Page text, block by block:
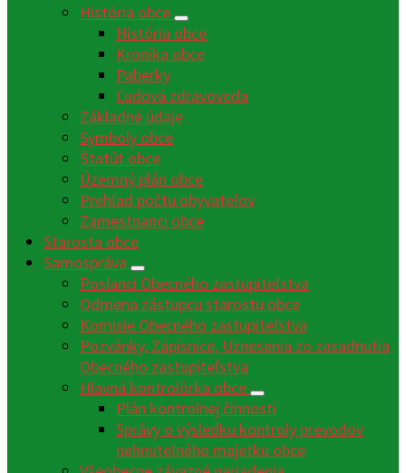
História obce
História obce
Kronika obce
Paberky
Ľudová zdravoveda
Základné údaje
Symboly obce
Štatút obce
Územný plán obce
Prehľad počtu obyvateľov
Zamestnanci obce
Starosta obce
Samospráva
Poslanci Obecného zastupiteľstva
Odmena zástupcu starostu obce
Komisie Obecného zastupiteľstva
Pozvánky, Zápisnice, Uznesenia zo zasadnutia
Obecného zastupiteľstva
Hlavná kontrolórka obce
Plán kontrolnej činnosti
Správy o výsledku kontroly prevodov
nehnuteľného majetku obce